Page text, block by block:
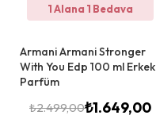
1 Alana 1 Bedava
Armani Armani Stronger
With You Edp 100 ml Erkek
Parfüm
₺2.499,00₺1.649,00